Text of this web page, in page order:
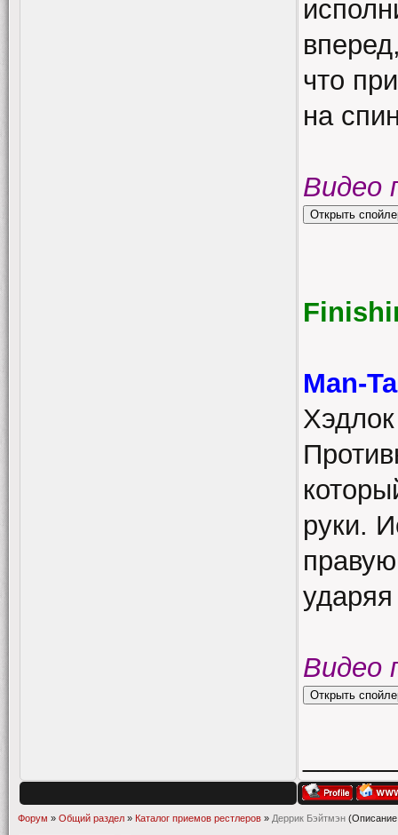
что
на
Видео
Man-
руки.
Видео
Форум » Общий раздел » Каталог приемов рестлеров » Деррик Бэйтмэн